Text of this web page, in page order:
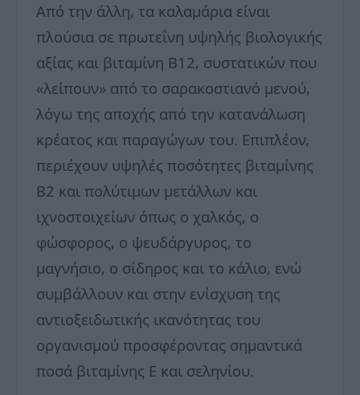
Από την άλλη, τα καλαμάρια είναι
πλούσια σε πρωτεΐνη υψηλής βιολογικής
αξίας και βιταμίνη Β12, συστατικών που
«λείπουν» από το σαρακοστιανό μενού,
λόγω της αποχής από την κατανάλωση
κρέατος και παραγώγων του. Επιπλέον,
περιέχουν υψηλές ποσότητες βιταμίνης
Β2 και πολύτιμων μετάλλων και
ιχνοστοιχείων όπως ο χαλκός, ο
φώσφορος, ο ψευδάργυρος, το
μαγνήσιο, ο σίδηρος και το κάλιο, ενώ
συμβάλλουν και στην ενίσχυση της
αντιοξειδωτικής ικανότητας του
οργανισμού προσφέροντας σημαντικά
ποσά βιταμίνης Ε και σεληνίου.